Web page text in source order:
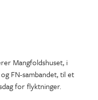
Mangfoldshuset, i
FN-sambandet, til et
for flyktninger.